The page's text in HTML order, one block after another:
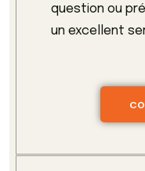
question ou
un excellent